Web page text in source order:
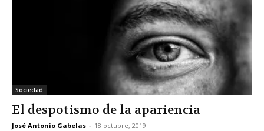
Sociedad
El despotismo de la apariencia
José Antonio Gabelas - 18 octubre, 2019